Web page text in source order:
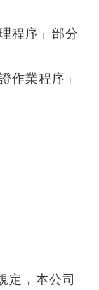
程序」部分
作業程序」
定，本公司